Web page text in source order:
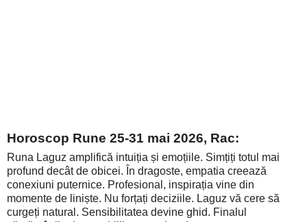
Horoscop Rune 25-31 mai 2026, Rac:
Runa Laguz amplifică intuiția și emoțiile. Simțiți totul mai
profund decât de obicei. În dragoste, empatia creează
conexiuni puternice. Profesional, inspirația vine din
momente de liniște. Nu forțați deciziile. Laguz vă cere să
curgeți natural. Sensibilitatea devine ghid. Finalul